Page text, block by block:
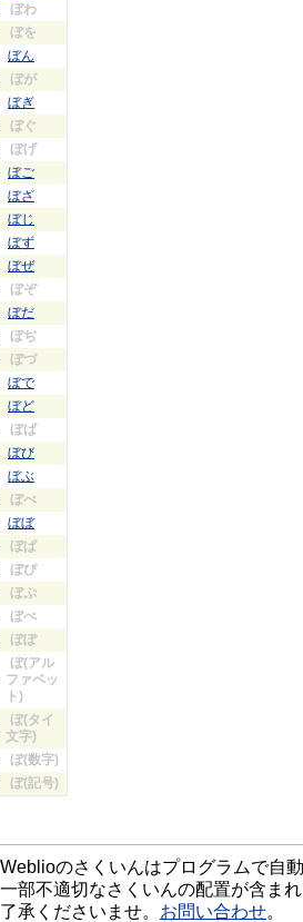
ぼわ
ぼを
ぼん
ぼが
ぼぎ
ぼぐ
ぼげ
ぼご
ぼざ
ぼじ
ぼず
ぼぜ
ぼぞ
ぼだ
ぼぢ
ぼづ
ぼで
ぼど
ぼば
ぼび
ぼぶ
ぼべ
ぼぼ
ぼぱ
ぼぴ
ぼぷ
ぼぺ
ぼぽ
ぼ(アル
ファベッ
ト)
ぼ(タイ
文字)
ぼ(数字)
ぼ(記号)
Weblioのさくいんはプログラムで自
一部不適切なさくいんの配置が含ま
了承くださいませ。 お問い合わせ。